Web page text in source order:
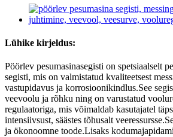
Lühike kirjeldus:
Pöörlev pesumasinasegisti on spetsiaalselt
segisti, mis on valmistatud kvaliteetsest
vastupidavus ja korrosioonikindlus.See
veevoolu ja rõhku ning on varustatud
regulaatoriga, mis võimaldab kasutajatel
intensiivsust, säästes tõhusalt
ja ökonoomne toode.Lisaks